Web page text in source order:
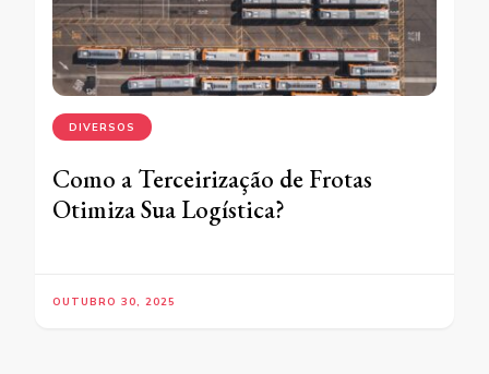
DIVERSOS
Como a Terceirização de Frotas
Otimiza Sua Logística?
OUTUBRO 30, 2025